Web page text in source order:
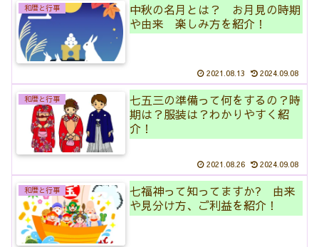
和暦と行事
中秋の名月とは？ お月見の時期
や由来 楽しみ方を紹介！
2021.08.13 2024.09.08
和暦と行事
七五三の準備って何をするの？時
期は？服装は？わかりやすく紹
介！
2021.08.26 2024.09.08
和暦と行事
七福神って知ってますか? 由来
や見分け方、ご利益を紹介！